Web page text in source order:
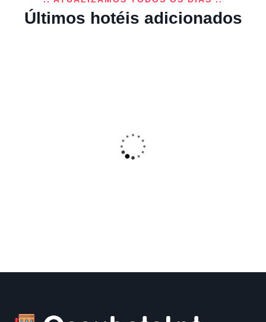
Lisboa
Últimos hotéis adicionados